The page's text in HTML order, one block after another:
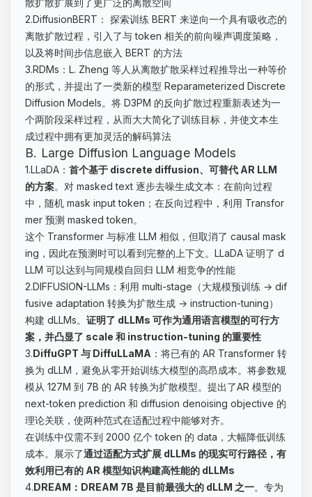
散扩散扩展到了更广泛的离散空间
2.DiffusionBERT： 探索训练 BERT 来逆向一个具有吸收态的
离散扩散过程，引入了与 token 相关的前向噪声调度策略，
以及将时间步信息嵌入 BERT 的方法
3.RDMs：L. Zheng 等人从离散扩散采样过程推导出一种等价
的形式，并提出了一类新的模型 Reparameterized Discrete
Diffusion Models。将 D3PM 的反向扩散过程重新表述为一
个两阶段采样过程，从而大大简化了训练目标，并使文本生
成过程中拥有更加灵活的解码算法
B. Large Diffusion Language Models
1.LLaDA： 首个基于 discrete diffusion、可替代 AR LLM
的方案。对 masked text 逐步去噪生成文本：在前向过程
中，随机 mask input token；在反向过程中，利用 Transfor
mer 预测 masked token。
这个 Transformer 与标准 LLM 相似，但取消了 causal mask
ing，因此在预测时可以看到完整的上下文。LLaDA 证明了 d
LLM 可以达到与同规模自回归 LLM 相竞争的性能
2.DIFFUSION-LLMs：利用 multi-stage（大规模预训练 → dif
fusive adaptation 转换为扩散生成 → instruction-tuning）
构建 dLLMs。 证明了 dLLMs 可作为通用语言模型的可行方
案，并凸显了 scale 和 instruction-tuning 的重要性
3. DiffuGPT 与 DiffuLLaMA ：将已有的 AR Transformer 转
换为 dLLM，避免从零开始训练大模型的高昂成本。将参数规
模从 127M 到 7B 的 AR 转换为扩散模型。提出了AR 模型的
next-token prediction 和 diffusion denoising objective 的
理论关联，使两种范式在适配过程中能够对齐。
在训练中仅需不到 2000 亿个 token 的 data，大幅降低训练
成本。展示了通过适配方式扩展 dLLMs 的现实可行路径，有
效利用已有的 AR 模型知识构建高性能的 dLLMs
4. DREAM：DREAM 7B 是目前最强大的 dLLM 之一。专为